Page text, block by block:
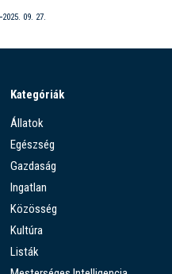
2025. 09. 27.
Kategóriák
Állatok
Egészség
Gazdaság
Ingatlan
Közösség
Kultúra
Listák